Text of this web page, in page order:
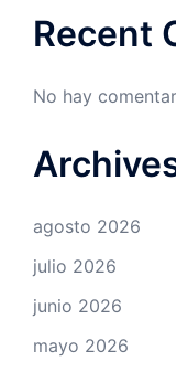
Recent
No hay
agosto 2026
julio 2026
junio 2026
mayo 2026